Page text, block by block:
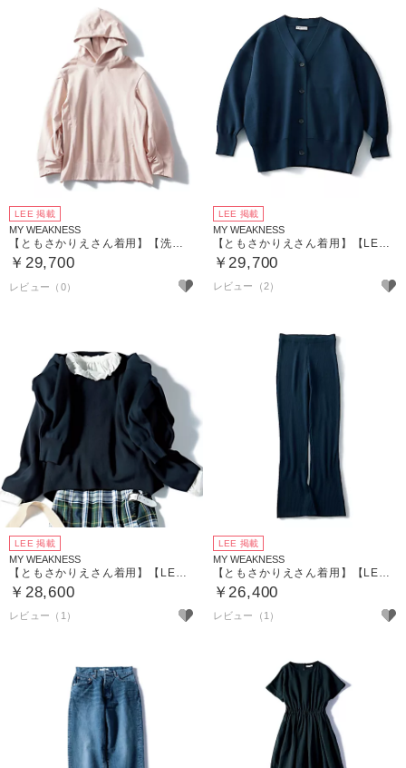
LEE 掲載
MY WEAKNESS
【ともさかりえさん着用】【洗える】Alex Hoodie （フーディプルオーバー）
￥29,700
LEE 掲載
MY WEAKNESS
【ともさかりえさん着用】【LEE別注】【洗える】Rowan Cardigan （ニットカーディガン）
￥29,700
レビュー（2）
LEE 掲載
MY WEAKNESS
【ともさかりえさん着用】【LEE別注】【洗える】Rowan Pull Over （プルオーバーニット）
￥28,600
レビュー（1）
LEE 掲載
MY WEAKNESS
【ともさかりえさん着用】【LEE別注】【洗える】River Pants （ニットパンツ）
￥26,400
レビュー（1）